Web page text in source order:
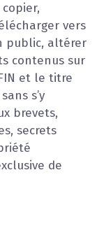
vers
public, altérer
contenus sur
et le titre
s’y
brevets,
secrets
de